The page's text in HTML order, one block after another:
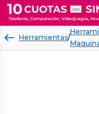
Herramientas/